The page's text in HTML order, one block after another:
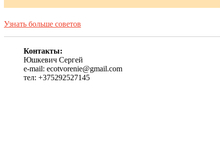
Узнать больше советов
Контакты:
Юшкевич Сергей
e-mail: ecotvorenie@gmail.com
тел: +375292527145